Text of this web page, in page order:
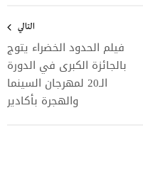
التالي
فيلم الحدود الخضراء يتوج
بالجائزة الكبرى في الدورة
الـ20 لمهرجان السينما
والهجرة بأكادير